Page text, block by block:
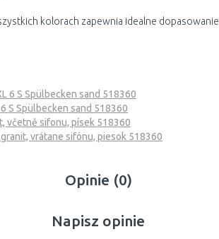
kolorach zapewnia idealne dopasowanie
6 S Spülbecken sand 518360
S Spülbecken sand 518360
včetně sifonu, písek 518360
vrátane sifónu, piesok 518360
Opinie (0)
Napisz opinie